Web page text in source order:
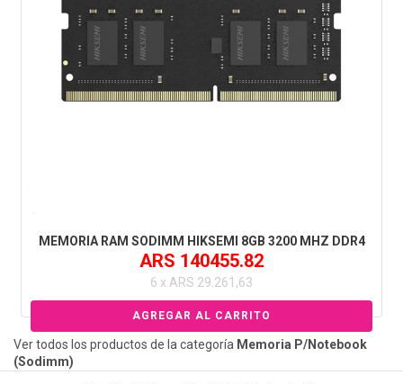
MEMORIA RAM SODIMM HIKSEMI 8GB 3200 MHZ DDR4
ARS 140455.82
6 x ARS 29.261,63
Ver todos los productos de la categoría Memoria P/Notebook
(Sodimm)